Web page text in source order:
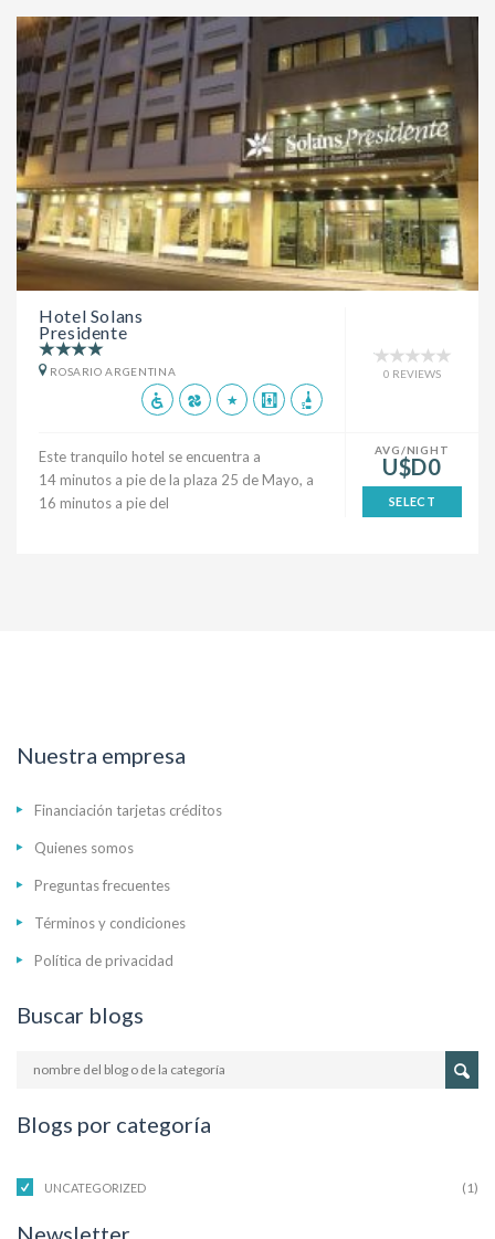
Hotel Solans
Presidente
ROSARIO ARGENTINA 0 REVIEWS
Este tranquilo hotel se encuentra a
14 minutos a pie de la plaza 25 de Mayo, a
16 minutos a pie del
AVG/NIGHT
U$D0
SELECT
Nuestra empresa
Financiación tarjetas créditos
Quienes somos
Preguntas frecuentes
Términos y condiciones
Política de privacidad
Buscar blogs
Blogs por categoría
UNCATEGORIZED (1)
Newsletter